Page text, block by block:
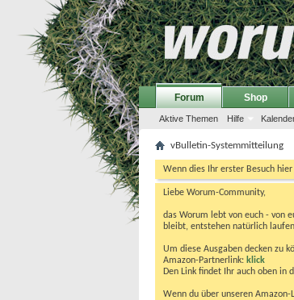
Forum
Aktive Themen Hilfe
Shop
vBulletin-Systemmitteilung
Wenn dies Ihr erster Besuch
Liebe Worum-Community,
das Worum lebt von euch - von
bleibt, entstehen natürlich
Um diese Ausgaben decken zu
Amazon-Partnerlink: klick
Den Link findet Ihr auch oben
Wenn du über unseren